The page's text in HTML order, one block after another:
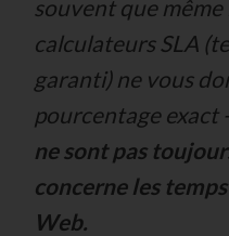
souvent que
calculateurs SLA
garanti) ne vous
pourcentage exact
ne sont pas
concerne les
Web.